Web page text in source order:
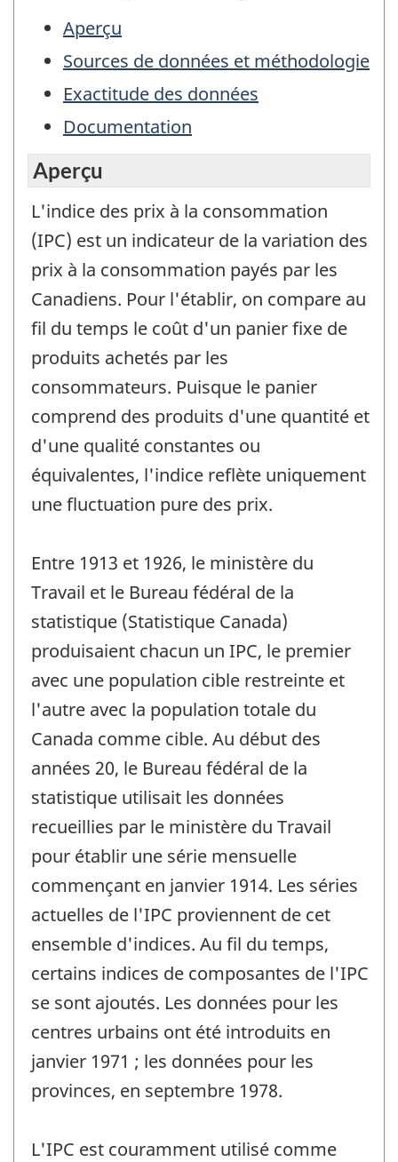
Aperçu
Sources de données et méthodologie
Exactitude des données
Documentation
Aperçu
L'indice des prix à la consommation
(IPC) est un indicateur de la variation des
prix à la consommation payés par les
Canadiens. Pour l'établir, on compare au
fil du temps le coût d'un panier fixe de
produits achetés par les
consommateurs. Puisque le panier
comprend des produits d'une quantité et
d'une qualité constantes ou
équivalentes, l'indice reflète uniquement
une fluctuation pure des prix.
Entre 1913 et 1926, le ministère du
Travail et le Bureau fédéral de la
statistique (Statistique Canada)
produisaient chacun un IPC, le premier
avec une population cible restreinte et
l'autre avec la population totale du
Canada comme cible. Au début des
années 20, le Bureau fédéral de la
statistique utilisait les données
recueillies par le ministère du Travail
pour établir une série mensuelle
commençant en janvier 1914. Les séries
actuelles de l'IPC proviennent de cet
ensemble d'indices. Au fil du temps,
certains indices de composantes de l'IPC
se sont ajoutés. Les données pour les
centres urbains ont été introduits en
janvier 1971 ; les données pour les
provinces, en septembre 1978.
L'IPC est couramment utilisé comme